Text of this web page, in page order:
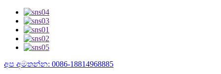
අප අමතන්න: 0086-18814968885